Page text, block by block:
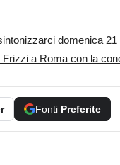
domenica
a Roma con la
Fonti Preferite